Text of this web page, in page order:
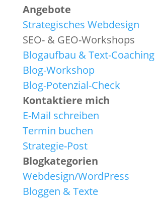
Angebote
Strategisches Webdesign
SEO- & GEO-Workshops
Blogaufbau & Text-Coaching
Blog-Workshop
Blog-Potenzial-Check
Kontaktiere mich
E-Mail schreiben
Termin buchen
Strategie-Post
Blogkategorien
Webdesign/WordPress
Bloggen & Texte